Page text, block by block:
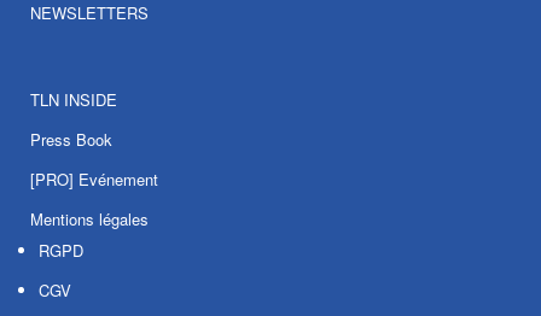
NEWSLETTERS
TLN INSIDE
Press Book
[PRO] Evénement
Mentions légales
RGPD
CGV